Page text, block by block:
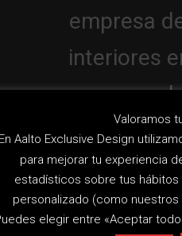
Valoramos
Aalto Exclusive Design
para mejorar tu experiencia
estadísticos sobre tus
personalizado (como
elegir entre «Aceptar